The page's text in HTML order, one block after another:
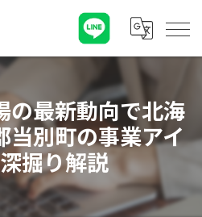
の最新動向で北海
当別町の事業アイ
掘り解説